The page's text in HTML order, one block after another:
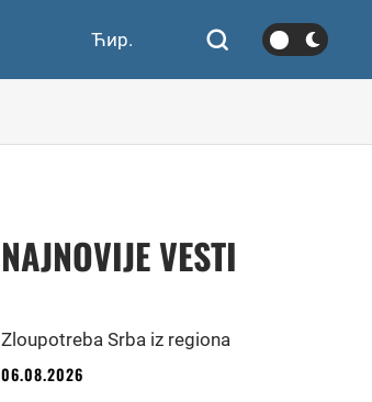
Ћир.
NAJNOVIJE VESTI
Zloupotreba Srba iz regiona
06.08.2026